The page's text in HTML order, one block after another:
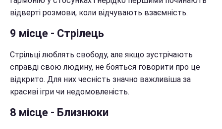
відверті розмови, коли відчувають взаємність.
9 місце - Стрілець
Стрільці люблять свободу, але якщо зустрічають
справді свою людину, не бояться говорити про це
відкрито. Для них чесність значно важливіша за
красиві ігри чи недомовленість.
8 місце - Близнюки